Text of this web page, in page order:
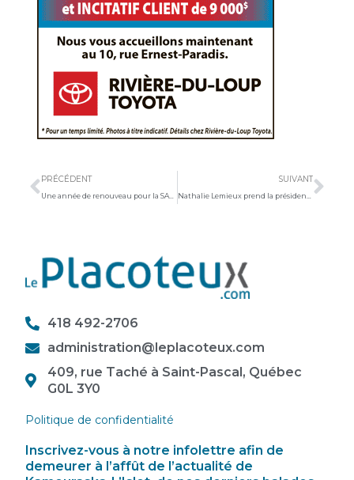
PRÉCÉDENT
Une année de renouveau pour la SADC du Kamouraska
SUIVANT
418 492-2706
administration@leplacoteux.com
409, rue Taché à Saint-Pascal, Québec
G0L 3Y0
Politique de confidentialité
Inscrivez-vous à notre infolettre afin de
demeurer à l’affût de l’actualité de